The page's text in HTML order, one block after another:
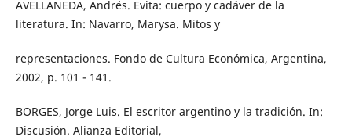
AVELLANEDA, Andrés. Evita: cuerpo y cadáver de la
literatura. In: Navarro, Marysa. Mitos y
representaciones. Fondo de Cultura Económica, Argentina,
2002, p. 101 - 141.
BORGES, Jorge Luis. El escritor argentino y la tradición. In:
Discusión. Alianza Editorial,